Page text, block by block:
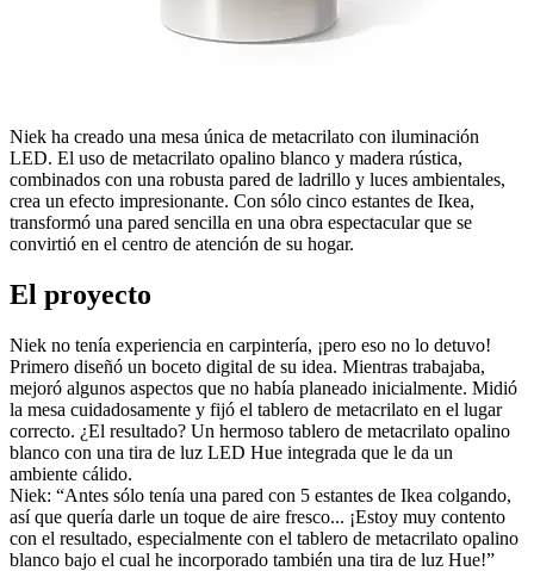
Niek ha creado una mesa única de metacrilato con iluminación
LED. El uso de metacrilato opalino blanco y madera rústica,
combinados con una robusta pared de ladrillo y luces ambientales,
crea un efecto impresionante. Con sólo cinco estantes de Ikea,
transformó una pared sencilla en una obra espectacular que se
convirtió en el centro de atención de su hogar.
El proyecto
Niek no tenía experiencia en carpintería, ¡pero eso no lo detuvo!
Primero diseñó un boceto digital de su idea. Mientras trabajaba,
mejoró algunos aspectos que no había planeado inicialmente. Midió
la mesa cuidadosamente y fijó el tablero de metacrilato en el lugar
correcto. ¿El resultado? Un hermoso tablero de metacrilato opalino
blanco con una tira de luz LED Hue integrada que le da un
ambiente cálido.
Niek: “Antes sólo tenía una pared con 5 estantes de Ikea colgando,
así que quería darle un toque de aire fresco... ¡Estoy muy contento
con el resultado, especialmente con el tablero de metacrilato opalino
blanco bajo el cual he incorporado también una tira de luz Hue!”